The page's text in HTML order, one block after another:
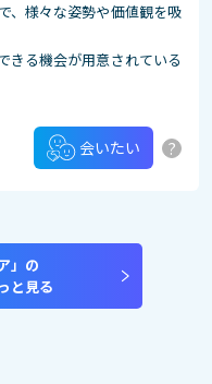
、様々な姿勢や価値観を吸
きる機会が用意されている
会いたい ?
」の
と見る